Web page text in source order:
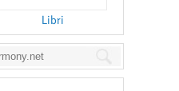
Libri